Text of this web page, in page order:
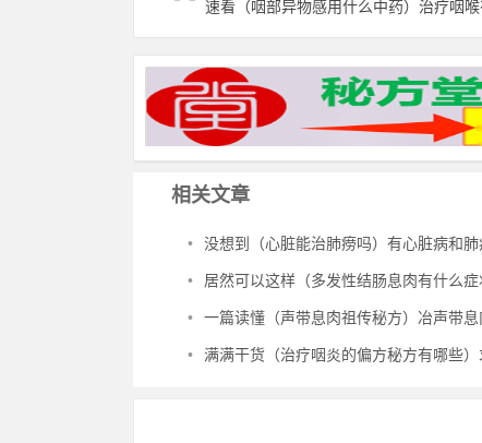
相关文章
• 没想到（心脏能治肺痨吗）有心脏病和肺病的患者，治多种心脏病、肺结核
• 居然可以这样（多发性结肠息肉有什么症状）多发性结肠息肉一定要手术吗，治多发性结肠息
• 一篇读懂（声带息肉祖传秘方）冶声带息肉的土方法，治声带息
• 满满干货（治疗咽炎的偏方秘方有哪些）求治疗咽炎偏方，治咽炎的绝